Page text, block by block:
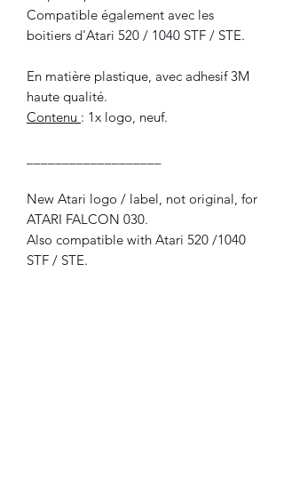
Compatible également avec les
boitiers d'Atari 520 / 1040 STF / STE.
En matière plastique, avec adhesif 3M
haute qualité.
Contenu : 1x logo, neuf.
New Atari logo / label, not original, for
ATARI FALCON 030.
Also compatible with Atari 520 /1040
STF / STE.